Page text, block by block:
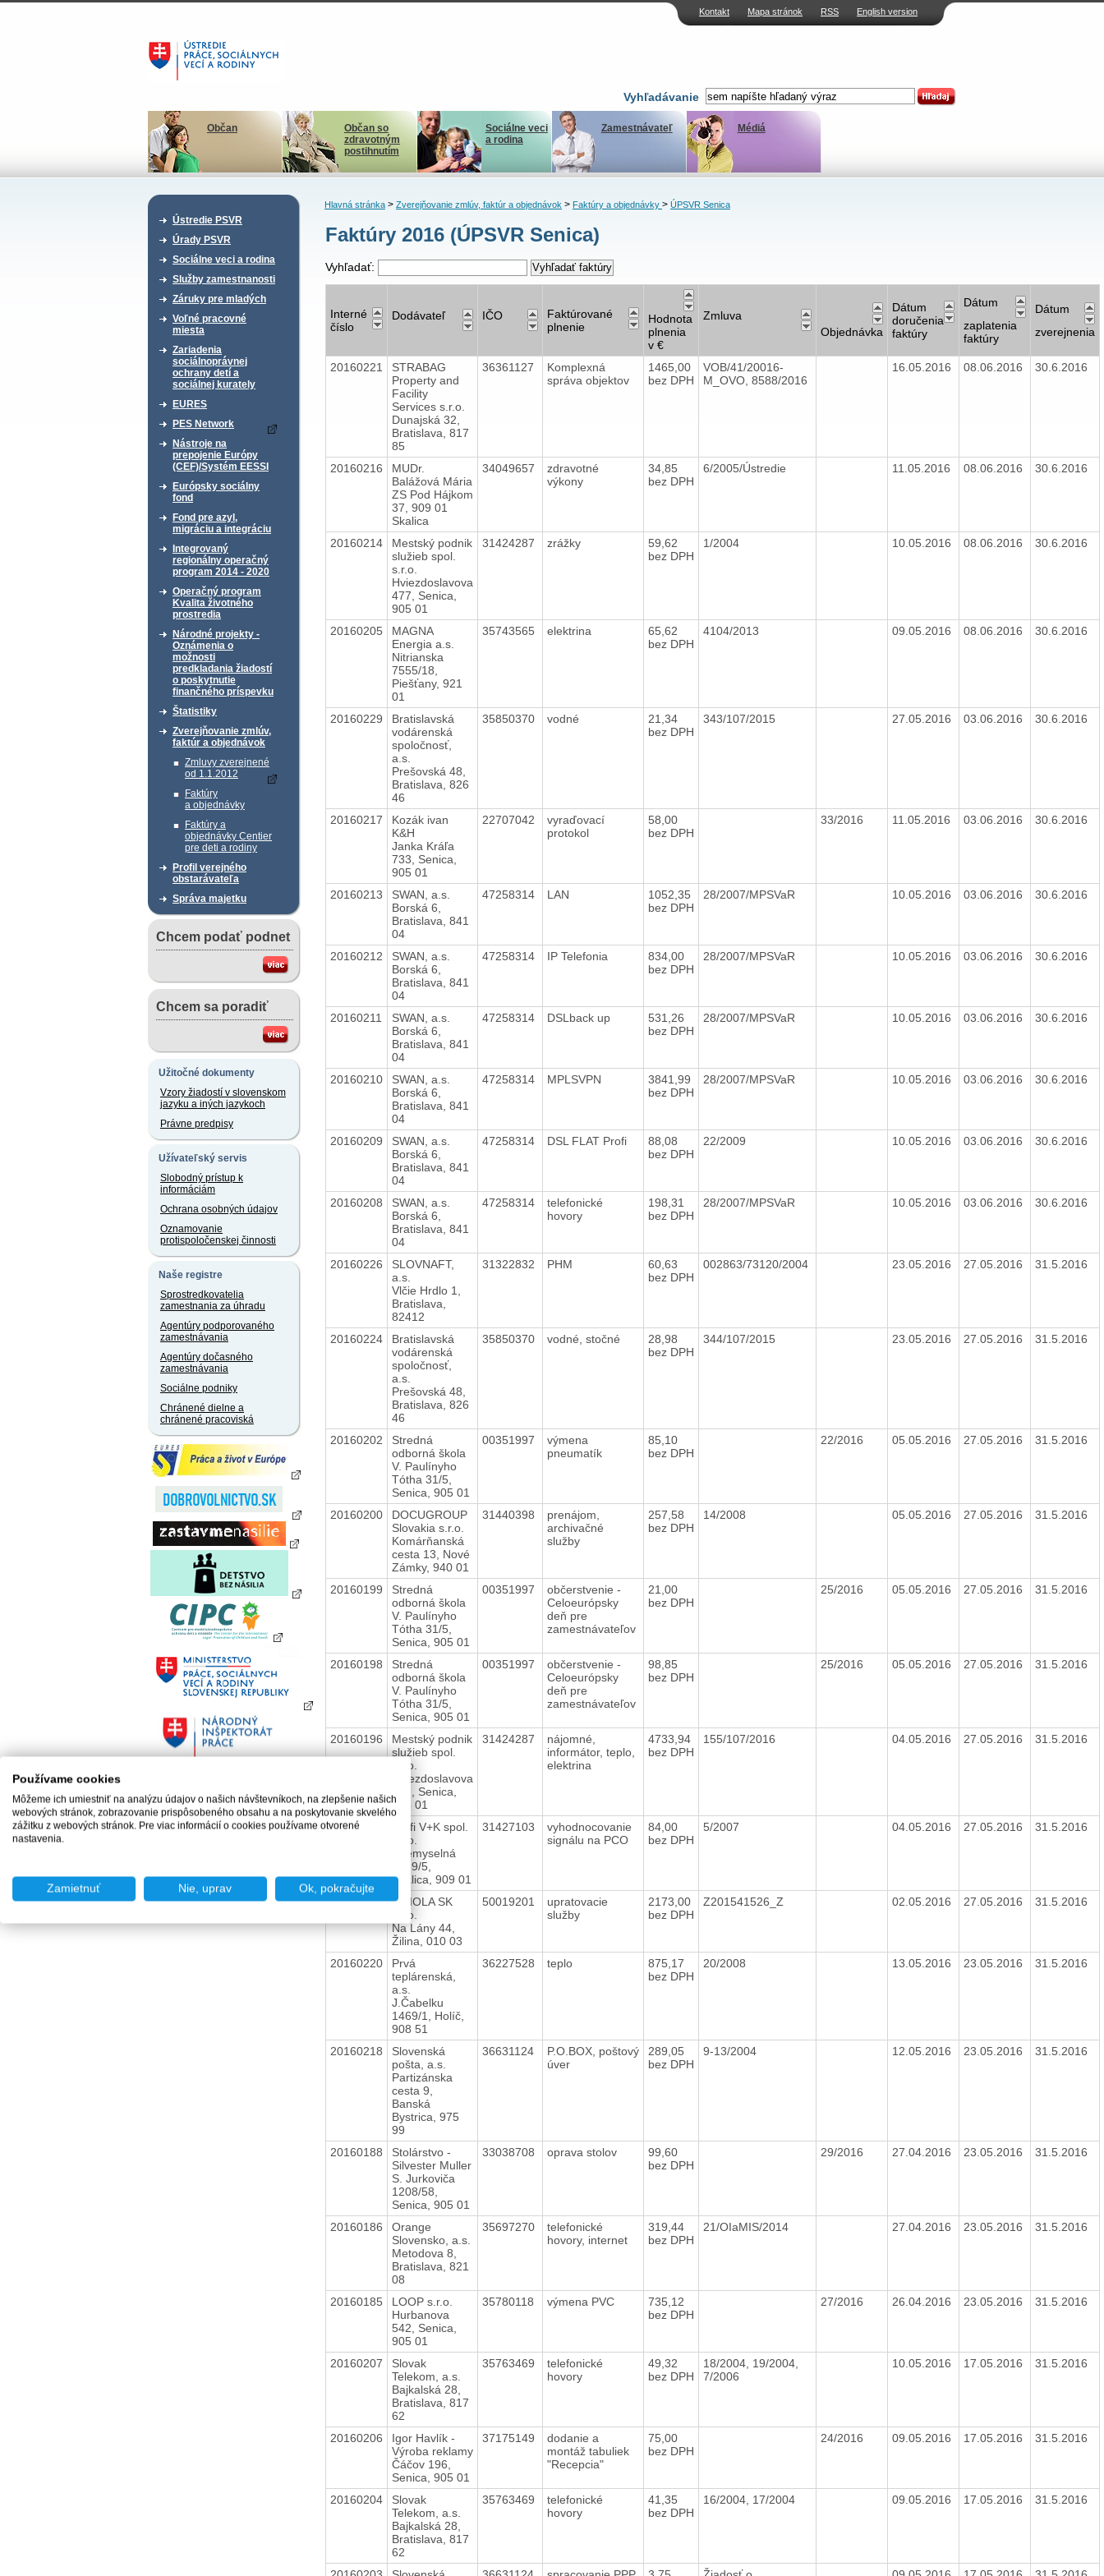
Kontakt Mapa stránok RSS English version
Vyhľadávanie
Občan
Občan so
zdravotným
postihnutím
Sociálne veci
a rodina
Zamestnávateľ Médiá
Ústredie PSVR
Úrady PSVR
Sociálne veci a rodina
Služby zamestnanosti
Záruky pre mladých
Voľné pracovné
miesta
Zariadenia
sociálnoprávnej
ochrany detí a
sociálnej kurately
EURES
PES Network
Nástroje na
prepojenie Európy
(CEF)/Systém EESSI
Európsky sociálny
fond
Fond pre azyl,
migráciu a integráciu
Integrovaný
regionálny operačný
program 2014 - 2020
Operačný program
Kvalita životného
prostredia
Národné projekty -
Oznámenia o
možnosti
predkladania žiadostí
o poskytnutie
finančného príspevku
Štatistiky
Zverejňovanie zmlúv,
faktúr a objednávok
Zmluvy zverejnené
od 1.1.2012
Faktúry
a objednávky
Faktúry a
objednávky Centier
pre deti a rodiny
Profil verejného
obstarávateľa
Správa majetku
Chcem podať podnet
Chcem sa poradiť
Užitočné dokumenty
Vzory žiadostí v slovenskom
jazyku a iných jazykoch
Právne predpisy
Užívateľský servis
Slobodný prístup k
informáciám
Ochrana osobných údajov
Oznamovanie
protispoločenskej činnosti
Naše registre
Sprostredkovatelia
zamestnania za úhradu
Agentúry podporovaného
zamestnávania
Agentúry dočasného
zamestnávania
Sociálne podniky
Chránené dielne a
chránené pracoviská
Hlavná stránka> Zverejňovanie zmlúv, faktúr a objednávok> Faktúry a objednávky > ÚPSVR Senica
Faktúry 2016 (ÚPSVR Senica)
Vyhľadať:
Interné
číslo
Dodávateľ IČO
Faktúrované
plnenie
Hodnota
plnenia
v €
Zmluva
Objednávka
Dátum
doručenia
faktúry
Dátum
zaplatenia
faktúry
Dátum
zverejnenia
20160221
STRABAG
Property and
Facility
Services s.r.o.
Dunajská 32,
Bratislava, 817
85
36361127
Komplexná
správa objektov
1465,00
bez DPH
VOB/41/20016-
M_OVO, 8588/2016
16.05.2016 08.06.2016 30.6.2016
20160216
MUDr.
Balážová Mária
ZS Pod Hájkom
37, 909 01
Skalica
34049657
zdravotné
výkony
34,85
bez DPH
6/2005/Ústredie 11.05.2016 08.06.2016 30.6.2016
20160214
Mestský podnik
služieb spol.
s.r.o.
Hviezdoslavova
477, Senica,
905 01
31424287 zrážky
59,62
bez DPH
1/2004 10.05.2016 08.06.2016 30.6.2016
20160205
MAGNA
Energia a.s.
Nitrianska
7555/18,
Piešťany, 921
01
35743565 elektrina
65,62
bez DPH
4104/2013 09.05.2016 08.06.2016 30.6.2016
20160229
Bratislavská
vodárenská
spoločnosť,
a.s.
Prešovská 48,
Bratislava, 826
46
35850370 vodné
21,34
bez DPH
343/107/2015 27.05.2016 03.06.2016 30.6.2016
20160217
Kozák ivan
K&H
Janka Kráľa
733, Senica,
905 01
22707042
vyraďovací
protokol
58,00
bez DPH
33/2016 11.05.2016 03.06.2016 30.6.2016
20160213
SWAN, a.s.
Borská 6,
Bratislava, 841
04
47258314 LAN
1052,35
bez DPH
28/2007/MPSVaR 10.05.2016 03.06.2016 30.6.2016
20160212
SWAN, a.s.
Borská 6,
Bratislava, 841
04
47258314 IP Telefonia
834,00
bez DPH
28/2007/MPSVaR 10.05.2016 03.06.2016 30.6.2016
20160211
SWAN, a.s.
Borská 6,
Bratislava, 841
04
47258314 DSLback up
531,26
bez DPH
28/2007/MPSVaR 10.05.2016 03.06.2016 30.6.2016
20160210
SWAN, a.s.
Borská 6,
Bratislava, 841
04
47258314 MPLSVPN
3841,99
bez DPH
28/2007/MPSVaR 10.05.2016 03.06.2016 30.6.2016
20160209
SWAN, a.s.
Borská 6,
Bratislava, 841
04
47258314 DSL FLAT Profi
88,08
bez DPH
22/2009 10.05.2016 03.06.2016 30.6.2016
20160208
SWAN, a.s.
Borská 6,
Bratislava, 841
04
47258314
telefonické
hovory
198,31
bez DPH
28/2007/MPSVaR 10.05.2016 03.06.2016 30.6.2016
20160226
SLOVNAFT,
a.s.
Vlčie Hrdlo 1,
Bratislava,
82412
31322832 PHM
60,63
bez DPH
002863/73120/2004 23.05.2016 27.05.2016 31.5.2016
20160224
Bratislavská
vodárenská
spoločnosť,
a.s.
Prešovská 48,
Bratislava, 826
46
35850370 vodné, stočné
28,98
bez DPH
344/107/2015 23.05.2016 27.05.2016 31.5.2016
20160202
Stredná
odborná škola
V. Paulínyho
Tótha 31/5,
Senica, 905 01
00351997
výmena
pneumatík
85,10
bez DPH
22/2016 05.05.2016 27.05.2016 31.5.2016
20160200
DOCUGROUP
Slovakia s.r.o.
Komárňanská
cesta 13, Nové
Zámky, 940 01
31440398
prenájom,
archivačné
služby
257,58
bez DPH
14/2008 05.05.2016 27.05.2016 31.5.2016
20160199
Stredná
odborná škola
V. Paulínyho
Tótha 31/5,
Senica, 905 01
00351997
občerstvenie -
Celoeurópsky
deň pre
zamestnávateľov
21,00
bez DPH
25/2016 05.05.2016 27.05.2016 31.5.2016
20160198
Stredná
odborná škola
V. Paulínyho
Tótha 31/5,
Senica, 905 01
00351997
občerstvenie -
Celoeurópsky
deň pre
zamestnávateľov
98,85
bez DPH
25/2016 05.05.2016 27.05.2016 31.5.2016
20160196
Mestský podnik
služieb spol.
s.r.o.
Hviezdoslavova
477, Senica,
905 01
31424287
nájomné,
informátor, teplo,
elektrina
4733,94
bez DPH
155/107/2016 04.05.2016 27.05.2016 31.5.2016
20160195
Profi V+K spol.
s.r.o.
Priemyselná
2529/5,
Skalica, 909 01
31427103
vyhodnocovanie
signálu na PCO
84,00
bez DPH
5/2007 04.05.2016 27.05.2016 31.5.2016
20160191
ORIOLA SK
s.r.o.
Na Lány 44,
Žilina, 010 03
50019201
upratovacie
služby
2173,00
bez DPH
Z201541526_Z 02.05.2016 27.05.2016 31.5.2016
20160220
Prvá
teplárenská,
a.s.
J.Čabelku
1469/1, Holíč,
908 51
36227528 teplo
875,17
bez DPH
20/2008 13.05.2016 23.05.2016 31.5.2016
20160218
Slovenská
pošta, a.s.
Partizánska
cesta 9,
Banská
Bystrica, 975
99
36631124
P.O.BOX, poštový
úver
289,05
bez DPH
9-13/2004 12.05.2016 23.05.2016 31.5.2016
20160188
Stolárstvo -
Silvester Muller
S. Jurkoviča
1208/58,
Senica, 905 01
33038708 oprava stolov
99,60
bez DPH
29/2016 27.04.2016 23.05.2016 31.5.2016
20160186
Orange
Slovensko, a.s.
Metodova 8,
Bratislava, 821
08
35697270
telefonické
hovory, internet
319,44
bez DPH
21/OIaMIS/2014 27.04.2016 23.05.2016 31.5.2016
20160185
LOOP s.r.o.
Hurbanova
542, Senica,
905 01
35780118 výmena PVC
735,12
bez DPH
27/2016 26.04.2016 23.05.2016 31.5.2016
20160207
Slovak
Telekom, a.s.
Bajkalská 28,
Bratislava, 817
62
35763469
telefonické
hovory
49,32
bez DPH
18/2004, 19/2004,
7/2006
10.05.2016 17.05.2016 31.5.2016
20160206
Igor Havlík -
Výroba reklamy
Čáčov 196,
Senica, 905 01
37175149
dodanie a
montáž tabuliek
"Recepcia"
75,00
bez DPH
24/2016 09.05.2016 17.05.2016 31.5.2016
20160204
Slovak
Telekom, a.s.
Bajkalská 28,
Bratislava, 817
62
35763469
telefonické
hovory
41,35
bez DPH
16/2004, 17/2004 09.05.2016 17.05.2016 31.5.2016
Používame cookies
Môžeme ich umiestniť na analýzu údajov o našich návštevníkoch, na zlepšenie našich
webových stránok, zobrazovanie prispôsobeného obsahu a na poskytovanie skvelého
zážitku z webových stránok. Pre viac informácií o cookies používame otvorené
nastavenia.
Zamietnuť Nie, uprav Ok, pokračujte